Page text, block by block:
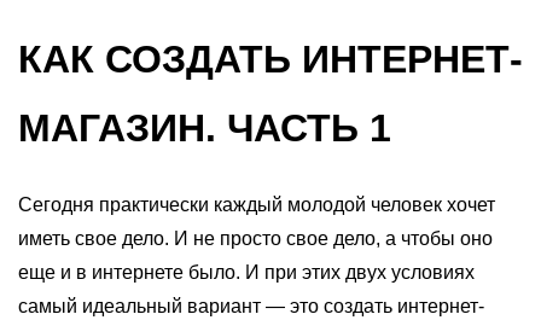
КАК СОЗДАТЬ ИНТЕРНЕТ-
МАГАЗИН. ЧАСТЬ 1
Сегодня практически каждый молодой человек хочет
иметь свое дело. И не просто свое дело, а чтобы оно
еще и в интернете было. И при этих двух условиях
самый идеальный вариант — это создать интернет-